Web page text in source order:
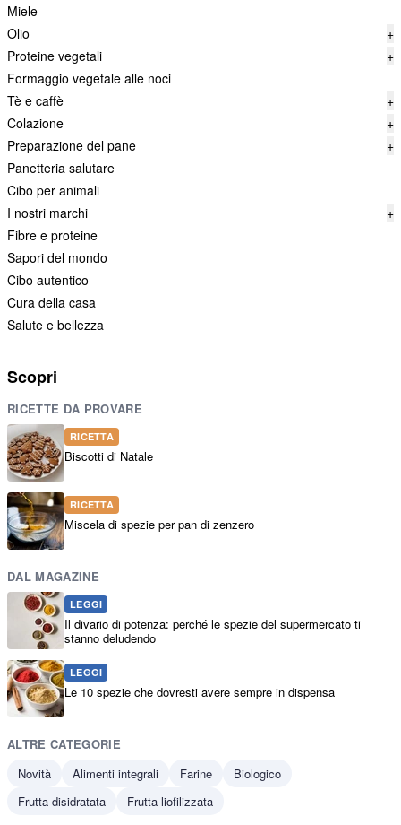
Miele
Olio
+
Proteine vegetali
+
Formaggio vegetale alle noci
Tè e caffè
+
Colazione
+
Preparazione del pane
+
Panetteria salutare
Cibo per animali
I nostri marchi
+
Fibre e proteine
Sapori del mondo
Cibo autentico
Cura della casa
Salute e bellezza
Scopri
RICETTE DA PROVARE
RICETTA
Biscotti di Natale
RICETTA
Miscela di spezie per pan di zenzero
DAL MAGAZINE
LEGGI
Il divario di potenza: perché le spezie del supermercato ti
stanno deludendo
LEGGI
Le 10 spezie che dovresti avere sempre in dispensa
ALTRE CATEGORIE
Novità
Alimenti integrali Farine
Biologico
Frutta disidratata
Frutta liofilizzata